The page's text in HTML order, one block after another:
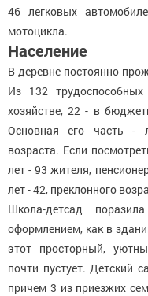
46 легковых
мотоцикла.
Население
В деревне постоянно
Из 132
хозяйстве, 22 - в
Основная его часть -
возраста. Если
лет - 93 жителя,
лет - 42, преклонного
Школа-детсад
оформлением, как в
этот просторный,
почти пустует. Детский
причем 3 из приезжих